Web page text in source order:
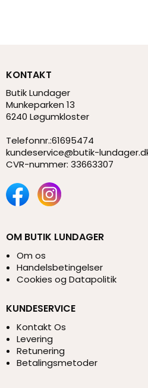
KONTAKT
Butik Lundager
Munkeparken 13
6240 Løgumkloster
Telefonnr.:61695474
kundeservice@butik-
CVR-nummer: 33663307
OM BUTIK LUNDAGER
Om os
Handelsbetingelser
Cookies og Datapolitik
KUNDESERVICE
Kontakt Os
Levering
Retunering
Betalingsmetoder